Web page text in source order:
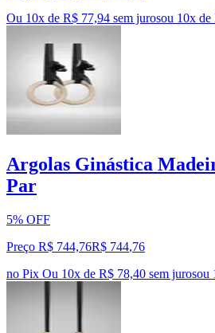
Ou 10x de R$ 77,94 sem jurosou 10x de
Argolas Ginástica
Par
5% OFF
Preço R$ 744,76R$ 744,76
no Pix Ou 10x de R$ 78,40 sem jurosou